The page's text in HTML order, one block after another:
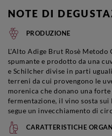
NOTE DI
PRODUZIONE
L'Alto Adige Brut Rosè Metodo
spumante e prodotto da una
e Schilcher divise in parti
terreni da cui provengono le
morenica che donano una
fermentazione, il vino sosta
segue un invecchiamento di
CARATTERISTICHE